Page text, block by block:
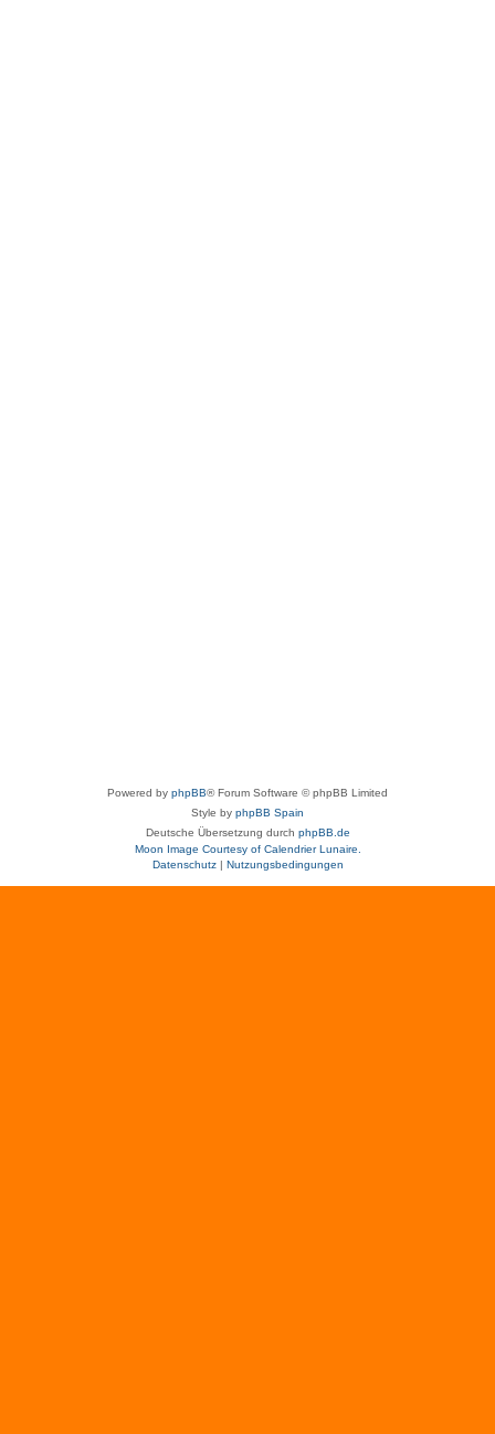
Powered by phpBB® Forum Software © phpBB Limited
Style by phpBB Spain
Deutsche Übersetzung durch phpBB.de
Moon Image Courtesy of Calendrier Lunaire.
Datenschutz| Nutzungsbedingungen